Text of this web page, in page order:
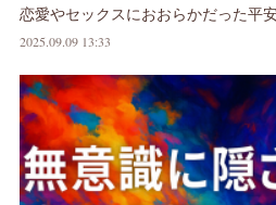
恋愛やセックスにおおらかだった平
2025.09.09 13:33